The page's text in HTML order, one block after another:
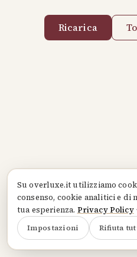
Suoverluxe.itutilizziamo
consenso, cookie analitici e di
tua esperienza. Privacy Policy·
Impostazioni Rifiuta
Ricarica